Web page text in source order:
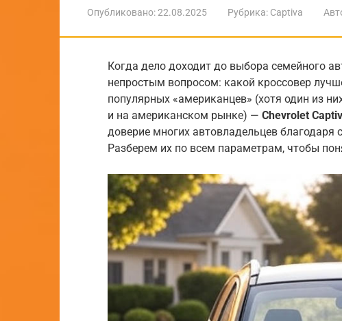
Опубликовано:22.08.2025 Рубрика: Captiva
Когда дело доходит до выбора семейного
непростым вопросом: какой кроссовер
популярных «американцев» (хотя один из
и на американском рынке) — Chevrolet
доверие многих автовладельцев благодаря
Разберем их по всем параметрам, чтобы